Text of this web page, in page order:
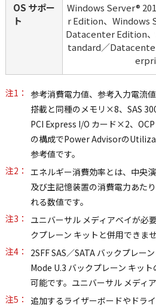
OS サポー
ト
Windows Server®
r Edition、Windows
Datacenter Edition
tandard／
注1： 参考消費電力値、参考入力電流
搭載と同種のメモリ×8、SAS
PCI Express I/O カード×2、
の構成でPower Advisorの
参考値です。
注2： エネルギー消費効率とは、中央
及び主記憶装置の消費電力あた
れる数値です。
注3：
ユニバーサル メディアベイが必
クプレーン キットと併用できませ
注4：
2SFF SAS／SATA バックプレー
Mode U.3 バックプレーン キッ
可能です。ユニバーサル メディ
注5：
追加するライザーボードやドラ